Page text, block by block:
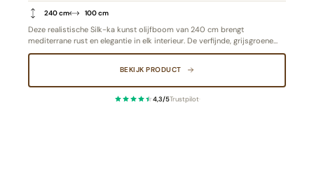
240 cm 100 cm
Deze realistische Silk-ka kunst olijfboom van 240 cm brengt
mediterrane rust en elegantie in elk interieur. De verfijnde, grijsgroene
bladeren en natuurlijke vertakking geven de boom een authentieke
Perfect als hoog decoratief element in huis, kantoor of horecaruimte.
Onderhoudsvrij en tijdloos mooi.
BEKIJK PRODUCT
4,3/5Trustpilot·